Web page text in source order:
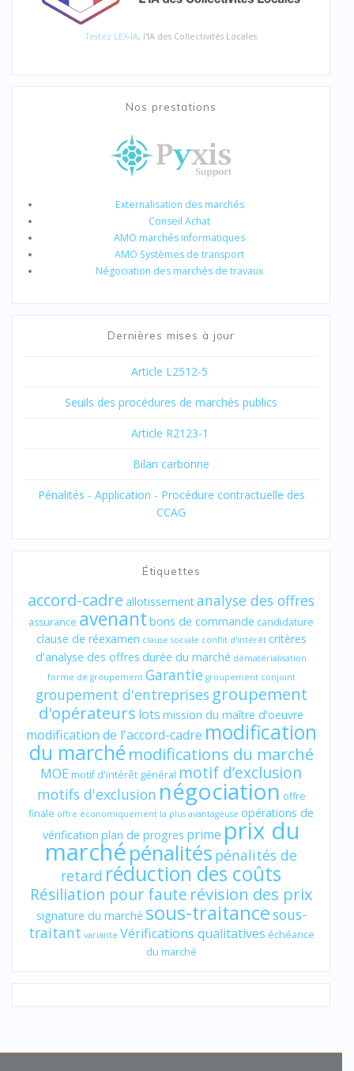
Testez LEX-IA, l'IA des Collectivités Locales
Nos prestations
Externalisation des marchés
Conseil Achat
AMO marchés informatiques
AMO Systèmes de transport
Négociation des marchés de travaux
Dernières mises à jour
Article L2512-5
Seuils des procédures de marchés publics
Article R2123-1
Bilan carbonne
Pénalités - Application - Procédure contractuelle des
CCAG
Étiquettes
accord-cadre allotissementanalyse des offres
assurance avenant bons de commande candidature
clause de réexamen clause sociale conflit d'intérêt critères
d'analyse des offres durée du marché dématérialisation
forme de groupement Garantie groupement conjoint
groupement d'entreprises groupement
d'opérateurs lots mission du maître d'oeuvre
modification de l'accord-cadre modification
du marché modifications du marché
MOE motif d'intérêt général motif d’exclusion
motifs d'exclusion négociation offre
finale offre économiquement la plus avantageuse opérations de
vérification plan de progres prime prix du
marchépénalités pénalités de
retard réduction des coûts
Résiliation pour faute révision des prix
signature du marché sous-traitancesous-
traitant variante Vérifications qualitatives échéance
du marché